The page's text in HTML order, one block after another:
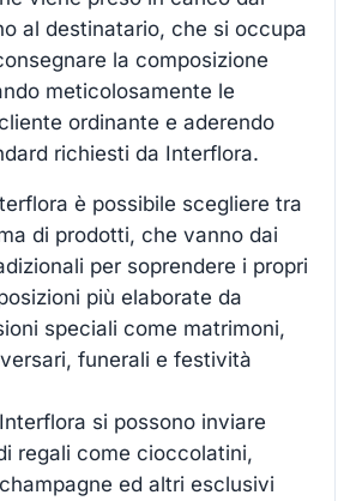
al destinatario, che si occupa
la composizione
meticolosamente le
ordinante e aderendo
richiesti da Interflora.
è possibile scegliere tra
di prodotti, che vanno dai
per soprendere i propri
più elaborate da
speciali come matrimoni,
funerali e festività
si possono inviare
regali come cioccolatini,
ed altri esclusivi